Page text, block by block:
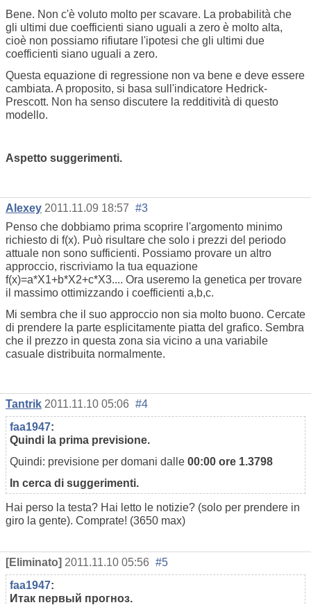
Bene. Non c'è voluto molto per scavare. La probabilità che
gli ultimi due coefficienti siano uguali a zero è molto alta,
cioè non possiamo rifiutare l'ipotesi che gli ultimi due
coefficienti siano uguali a zero.
Questa equazione di regressione non va bene e deve essere
cambiata. A proposito, si basa sull'indicatore Hedrick-
Prescott. Non ha senso discutere la redditività di questo
modello.
Aspetto suggerimenti.
Alexey 2011.11.09 18:57 #3
Penso che dobbiamo prima scoprire l'argomento minimo
richiesto di f(x). Può risultare che solo i prezzi del periodo
attuale non sono sufficienti. Possiamo provare un altro
approccio, riscriviamo la tua equazione
f(x)=a*X1+b*X2+c*X3.... Ora useremo la genetica per trovare
il massimo ottimizzando i coefficienti a,b,c.
Mi sembra che il suo approccio non sia molto buono. Cercate
di prendere la parte esplicitamente piatta del grafico. Sembra
che il prezzo in questa zona sia vicino a una variabile
casuale distribuita normalmente.
Tantrik 2011.11.10 05:06 #4
faa1947:
Quindi la prima previsione.
Quindi: previsione per domani dalle 00:00 ore 1.3798
In cerca di suggerimenti.
Hai perso la testa? Hai letto le notizie? (solo per prendere in
giro la gente). Comprate! (3650 max)
[Eliminato] 2011.11.10 05:56 #5
faa1947:
Итак первый прогноз.